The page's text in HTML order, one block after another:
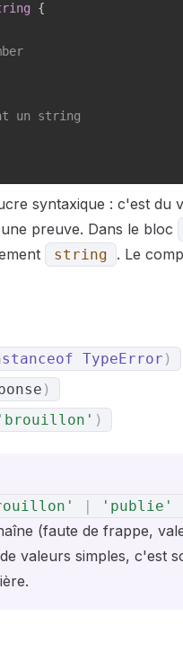
{
un string
syntaxique : c'est du
preuve. Dans le bloc
string . Le
TypeError )
)
'brouillon' )
| 'publie'
(faute de frappe,
valeurs simples, c'est